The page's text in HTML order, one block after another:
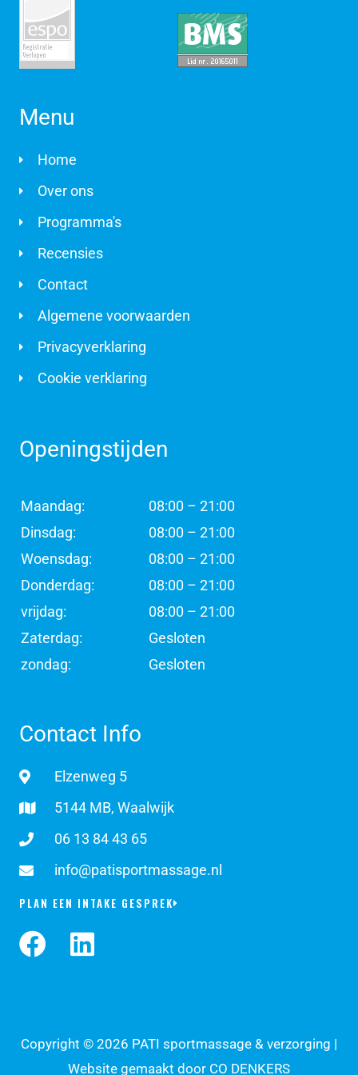
Menu
Home
Over ons
Programma's
Recensies
Contact
Algemene voorwaarden
Privacyverklaring
Cookie verklaring
Openingstijden
Maandag:
Dinsdag:
Woensdag:
Donderdag:
vrijdag:
Zaterdag:
zondag:
08:00 – 21:00
08:00 – 21:00
08:00 – 21:00
08:00 – 21:00
08:00 – 21:00
Gesloten
Gesloten
Contact Info
Elzenweg 5
5144 MB, Waalwijk
06 13 84 43 65
info@patisportmassage.nl
PLAN EEN INTAKE GESPREK
F
b
L
e
Copyright © 2026 PATI sportmassage & verzorging |
Website gemaakt door CO DENKERS